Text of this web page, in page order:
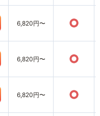
6,820円〜 ○
6,820円〜 ○
6,820円〜 ○